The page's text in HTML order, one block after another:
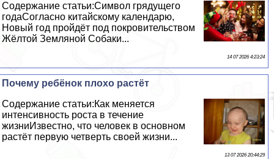
Содержание статьи:Символ грядущего
годаСогласно китайскому календарю,
Новый год пройдёт под покровительством
Жёлтой Земляной Собаки...
14 07 2026 4:23:24
Почему ребёнок плохо растёт
Содержание статьи:Как меняется
интенсивность роста в течение
жизниИзвестно, что человек в основном
растёт первую четверть своей жизни...
13 07 2026 20:44:29